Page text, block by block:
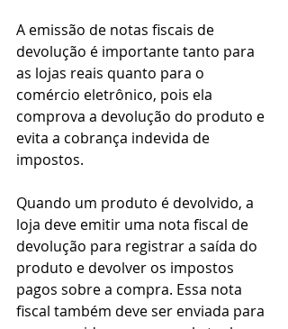
A emissão de notas fiscais de
devolução é importante tanto para
as lojas reais quanto para o
comércio eletrônico, pois ela
comprova a devolução do produto e
evita a cobrança indevida de
impostos.
Quando um produto é devolvido, a
loja deve emitir uma nota fiscal de
devolução para registrar a saída do
produto e devolver os impostos
pagos sobre a compra. Essa nota
fiscal também deve ser enviada para